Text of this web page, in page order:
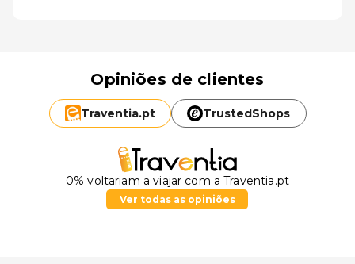
Opiniões de clientes
Traventia.pt TrustedShops
0% voltariam a viajar com a Traventia.pt
Ver todas as opiniões